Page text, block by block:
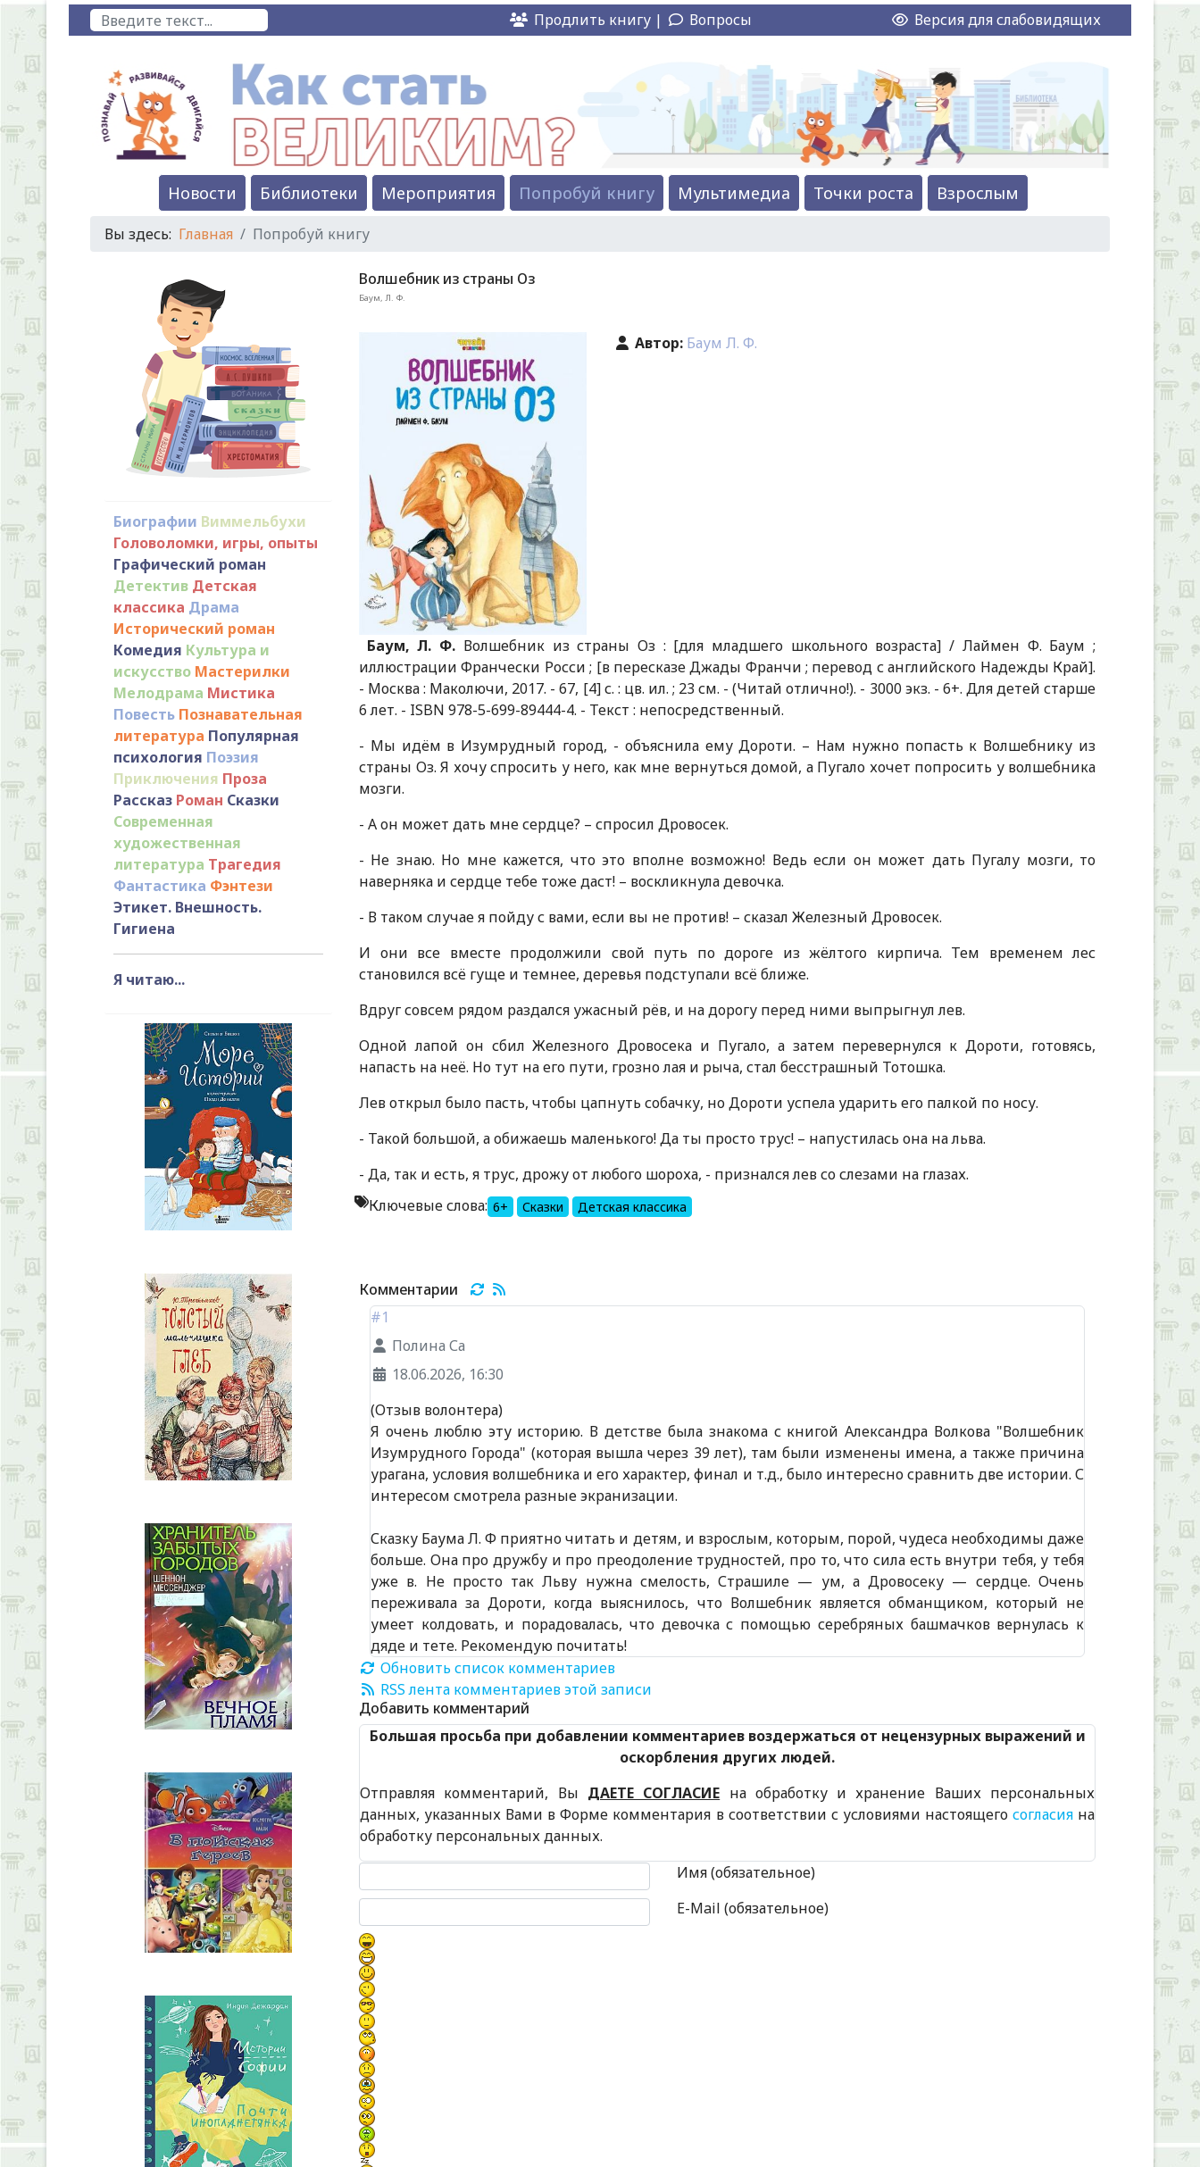
Поиск Продлить книгу | Вопросы Версия для слабовидящих
Новости Библиотеки Мероприятия Попробуй книгу Мультимедиа Точки роста Взрослым
Вы здесь: Главная Попробуй книгу
Биографии Виммельбухи
Головоломки, игры, опыты
Графический роман
Детектив Детская
классика Драма
Исторический роман
Комедия Культура и
искусство Мастерилки
Мелодрама Мистика
Повесть Познавательная
литература Популярная
психология Поэзия
Приключения Проза
Рассказ Роман Сказки
Современная
художественная
литература Трагедия
Фантастика Фэнтези
Этикет. Внешность.
Гигиена
Я читаю...
Волшебник из страны Оз
Баум, Л. Ф.
Автор: Баум Л. Ф.
Баум, Л. Ф. Волшебник из страны Оз : [для младшего школьного возраста] / Лаймен Ф. Баум ;
иллюстрации Франчески Росси ; [в пересказе Джады Франчи ; перевод с английского Надежды Край].
- Москва : Маколючи, 2017. - 67, [4] с. : цв. ил. ; 23 см. - (Читай отлично!). - 3000 экз. - 6+. Для детей старше
6 лет. - ISBN 978-5-699-89444-4. - Текст : непосредственный.
- Мы идём в Изумрудный город, - объяснила ему Дороти. – Нам нужно попасть к Волшебнику из
страны Оз. Я хочу спросить у него, как мне вернуться домой, а Пугало хочет попросить у волшебника
мозги.
- А он может дать мне сердце? – спросил Дровосек.
- Не знаю. Но мне кажется, что это вполне возможно! Ведь если он может дать Пугалу мозги, то
наверняка и сердце тебе тоже даст! – воскликнула девочка.
- В таком случае я пойду с вами, если вы не против! – сказал Железный Дровосек.
И они все вместе продолжили свой путь по дороге из жёлтого кирпича. Тем временем лес
становился всё гуще и темнее, деревья подступали всё ближе.
Вдруг совсем рядом раздался ужасный рёв, и на дорогу перед ними выпрыгнул лев.
Одной лапой он сбил Железного Дровосека и Пугало, а затем перевернулся к Дороти, готовясь,
напасть на неё. Но тут на его пути, грозно лая и рыча, стал бесстрашный Тотошка.
Лев открыл было пасть, чтобы цапнуть собачку, но Дороти успела ударить его палкой по носу.
- Такой большой, а обижаешь маленького! Да ты просто трус! – напустилась она на льва.
- Да, так и есть, я трус, дрожу от любого шороха, - признался лев со слезами на глазах.
Ключевые слова: 6+ Сказки Детская классика
Комментарии
#1
Полина Са
18.06.2026, 16:30
(Отзыв волонтера)
Я очень люблю эту историю. В детстве была знакома с книгой Александра Волкова "Волшебник
Изумрудного Города" (которая вышла через 39 лет), там были изменены имена, а также причина
урагана, условия волшебника и его характер, финал и т.д., было интересно сравнить две истории. С
интересом смотрела разные экранизации.
Сказку Баума Л. Ф приятно читать и детям, и взрослым, которым, порой, чудеса необходимы даже
больше. Она про дружбу и про преодоление трудностей, про то, что сила есть внутри тебя, у тебя
уже в. Не просто так Льву нужна смелость, Страшиле — ум, а Дровосеку — сердце. Очень
переживала за Дороти, когда выяснилось, что Волшебник является обманщиком, который не
умеет колдовать, и порадовалась, что девочка с помощью серебряных башмачков вернулась к
дяде и тете. Рекомендую почитать!
Обновить список комментариев
RSS лента комментариев этой записи
Добавить комментарий
Большая просьба при добавлении комментариев воздержаться от нецензурных выражений и
оскорбления других людей.
Отправляя комментарий, Вы ДАЕТЕ СОГЛАСИЕ на обработку и хранение Ваших персональных
данных, указанных Вами в Форме комментария в соответствии с условиями настоящего согласияна
обработку персональных данных.
Имя (обязательное)
E-Mail (обязательное)
Текст комментария